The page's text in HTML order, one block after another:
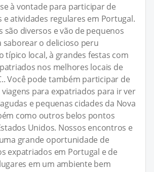
à vontade para participar de
e atividades regulares em Portugal.
são diversos e vão de pequenos
o delicioso peru
típico local, à grandes festas com
nos melhores locais de
Você pode também participar de
para expatriados para ir ver
e pequenas cidades da Nova
como outros belos pontos
Unidos. Nossos encontros e
grande oportunidade de
expatriados em Portugal e de
em um ambiente bem